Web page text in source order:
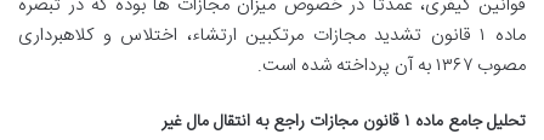
ماده ۱ قانون تشدید مجازات مرتکبین ارتشاء، اختلاس و کلاهبرداری
مصوب ۱۳۶۷ به آن پرداخته شده است.
تحلیل جامع ماده ۱ قانون مجازات راجع به انتقال مال غیر